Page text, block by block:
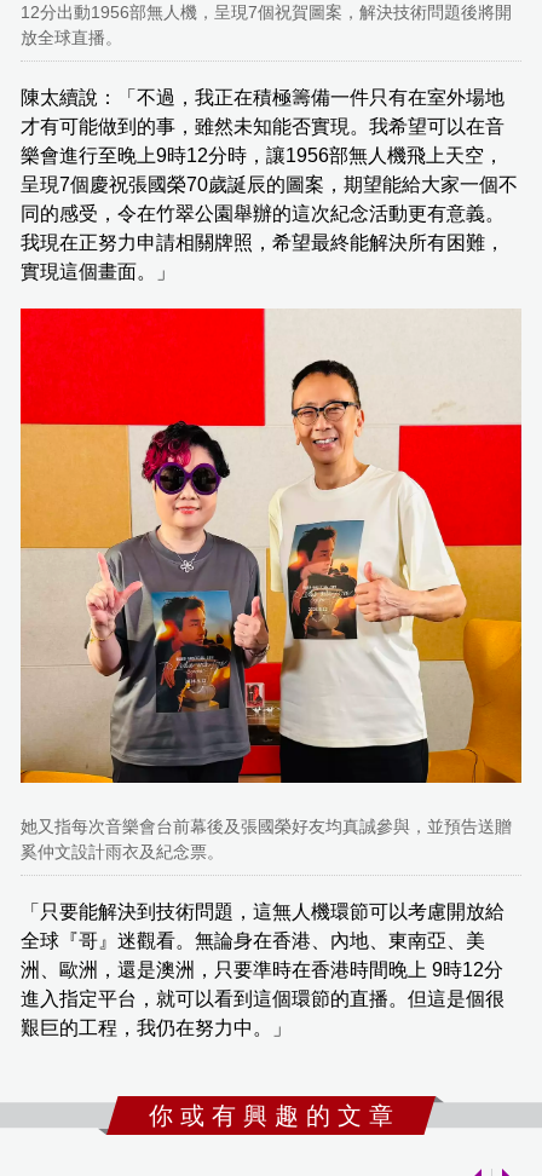
12分出動1956部無人機，呈現7個祝賀圖案，解決技術問題後將開
放全球直播。
陳太續說：「不過，我正在積極籌備一件只有在室外場地
才有可能做到的事，雖然未知能否實現。我希望可以在音
樂會進行至晚上9時12分時，讓1956部無人機飛上天空，
呈現7個慶祝張國榮70歲誕辰的圖案，期望能給大家一個不
同的感受，令在竹翠公園舉辦的這次紀念活動更有意義。
我現在正努力申請相關牌照，希望最終能解決所有困難，
實現這個畫面。」
她又指每次音樂會台前幕後及張國榮好友均真誠參與，並預告送贈
奚仲文設計雨衣及紀念票。
「只要能解決到技術問題，這無人機環節可以考慮開放給
全球『哥』迷觀看。無論身在香港、內地、東南亞、美
洲、歐洲，還是澳洲，只要準時在香港時間晚上 9時12分
進入指定平台，就可以看到這個環節的直播。但這是個很
艱巨的工程，我仍在努力中。」
你 或 有 興 趣 的 文 章